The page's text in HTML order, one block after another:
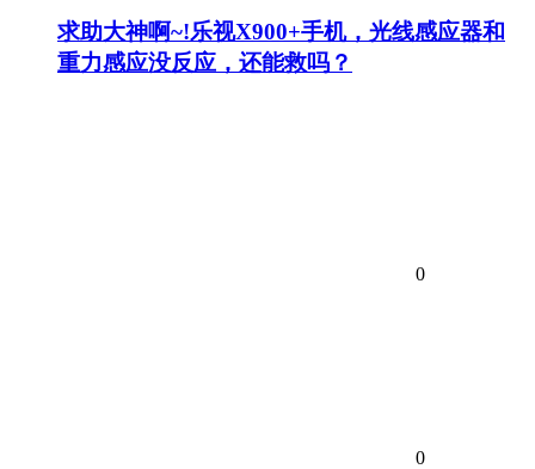
求助大神啊~!乐视X900+手机，光线感应器和
重力感应没反应，还能救吗？
0
0